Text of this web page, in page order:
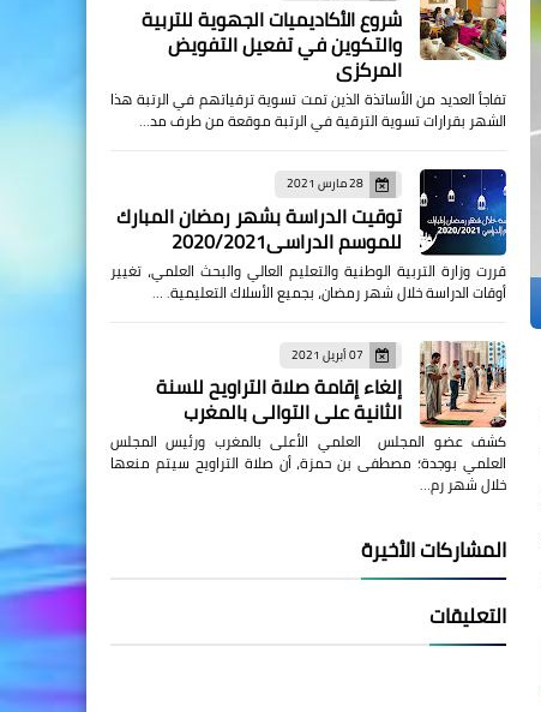
شروع الأكاديميات الجهوية للتربية
والتكوين في تفعيل التفويض
المركزي
تفاجأ العديد من الأساتذة الذين تمت تسوية ترقياتهم في الرتبة هذا
الشهر بقرارات تسوية الترقية في الرتبة موقعة من طرف مد…
28 مارس 2021
توقيت الدراسة بشهر رمضان المبارك
للموسم الدراسي2020/2021
قررت وزارة التربية الوطنية والتعليم العالي والبحث العلمي، تغيير
أوقات الدراسة خلال شهر رمضان، بجميع الأسلاك التعليمية. …
07 أبريل 2021
إلغاء إقامة صلاة التراويح للسنة
الثانية على التوالي بالمغرب
كشف عضو المجلس العلمي الأعلى بالمغرب ورئيس المجلس
العلمي بوجدة؛ مصطفى بن حمزة، أن صلاة التراويح سيتم منعها
خلال شهر رم…
المشاركات الأخيرة
التعليقات